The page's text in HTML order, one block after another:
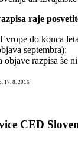
raje
do konca
septembra);
objave razpisa še
17. 8. 2016
CED